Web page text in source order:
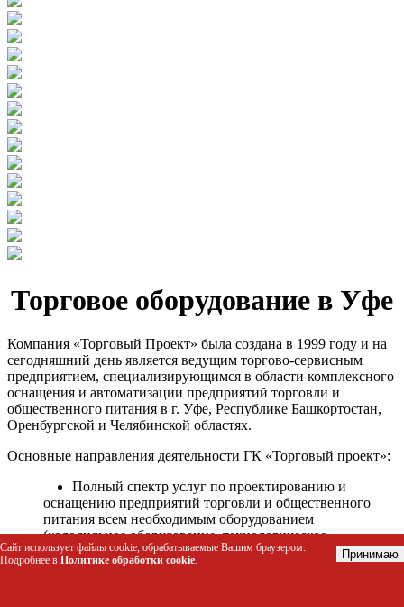
Торговое оборудование в Уфе
Компания «Торговый Проект» была создана в 1999 году и на
сегодняшний день является ведущим торгово-сервисным
предприятием, специализирующимся в области комплексного
оснащения и автоматизации предприятий торговли и
общественного питания в г. Уфе, Республике Башкортостан,
Оренбургской и Челябинской областях.
Основные направления деятельности ГК «Торговый проект»:
Полный спектр услуг по проектированию и
оснащению предприятий торговли и общественного
питания всем необходимым оборудованием
(холодильное оборудование, технологическое
оборудование, стеллажное оборудование и т.д.);
Автоматизация торговых процессов и внедрения
Сайт использует файлы cookie, обрабатываемые Вашим браузером.
Подробнее в Политике обработки cookie. Принимаю